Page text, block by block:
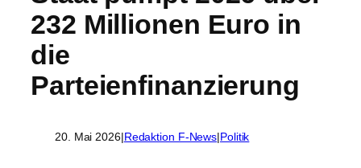
232 Millionen Euro in
die
Parteienfinanzierung
20. Mai 2026|Redaktion F-News|Politik